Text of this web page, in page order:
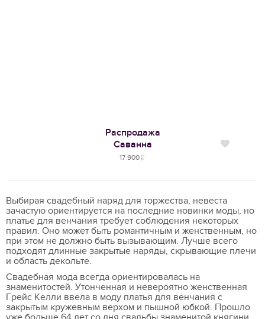
Распродажа
Саванна
17 900
Выбирая свадебный наряд для торжества, невеста
зачастую ориентируется на последние новинки моды, но
платье для венчания требует соблюдения некоторых
правил. Оно может быть романтичным и женственным, но
при этом не должно быть вызывающим. Лучше всего
подходят длинные закрытые наряды, скрывающие плечи
и область декольте.
Свадебная мода всегда ориентировалась на
знаменитостей. Утонченная и невероятно женственная
Грейс Келли ввела в моду платья для венчания с
закрытым кружевным верхом и пышной юбкой. Прошло